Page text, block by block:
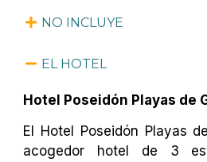
NO INCLUYE
EL HOTEL
Hotel Poseidón Playas de
El Hotel Poseidón Playas
acogedor hotel de 3